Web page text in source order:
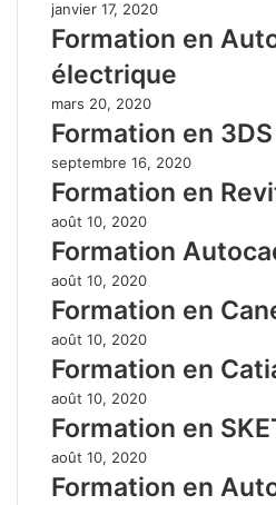
janvier 17, 2020
Formation en
électrique
mars 20, 2020
Formation en
septembre 16, 2020
Formation en
août 10, 2020
Formation
août 10, 2020
Formation en
août 10, 2020
Formation en
août 10, 2020
Formation en
août 10, 2020
Formation en